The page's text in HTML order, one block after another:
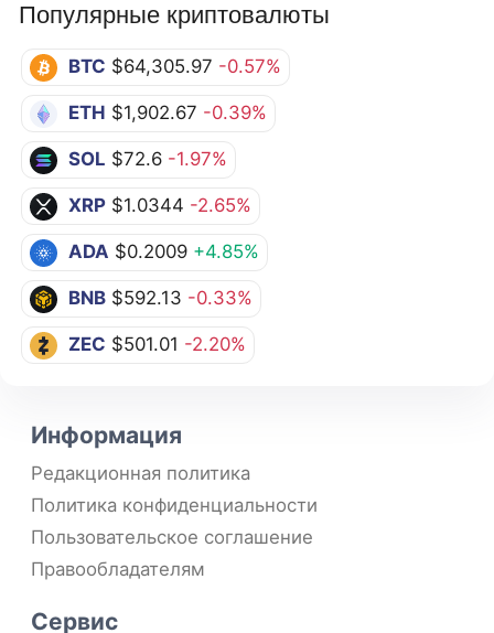
Популярные криптовалюты
BTC $64,305.97 -0.57%
ETH $1,902.67 -0.39%
SOL $72.6 -1.97%
XRP $1.0344 -2.65%
ADA $0.2009 +4.85%
BNB $592.13 -0.33%
ZEC $501.01 -2.20%
Информация
Редакционная политика
Политика конфиденциальности
Пользовательское соглашение
Правообладателям
Сервис